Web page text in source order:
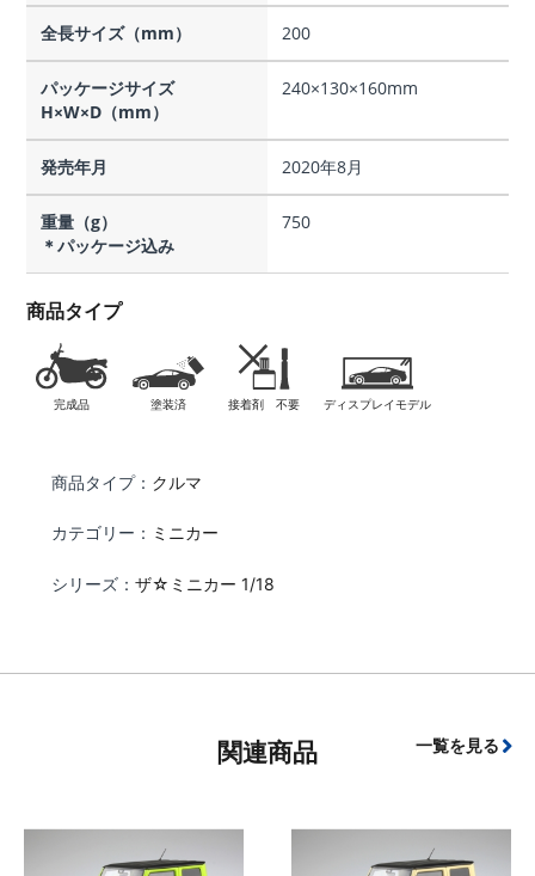
全長サイズ（mm） 200
パッケージサイズ
H×W×D（mm）
240×130×160mm
発売年月 2020年8月
重量（g）
＊パッケージ込み
750
商品タイプ
完成品 塗装済 接着剤 不要 ディスプレイモデル
商品タイプ： クルマ
カテゴリー： ミニカー
シリーズ： ザ☆ミニカー 1/18
関連商品 一覧を見る